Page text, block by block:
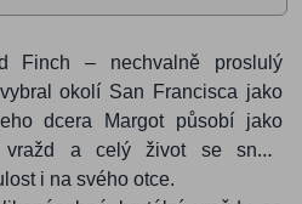
Finch – nechvalně proslulý
okolí San Francisca jako
dcera Margot působí jako
vražd a celý život se snaží
i na svého otce.